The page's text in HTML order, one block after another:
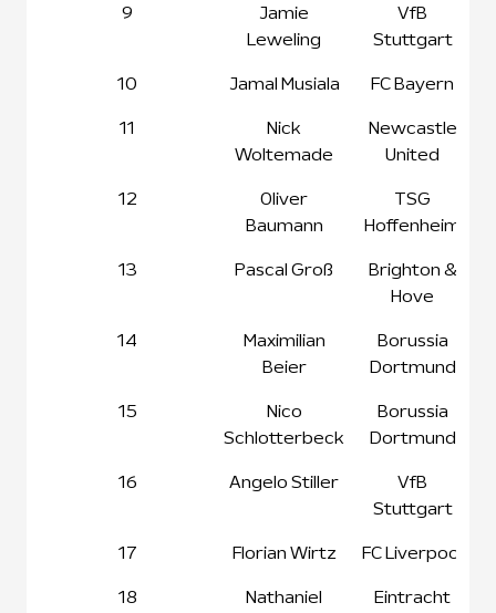
9
Jamie
Leweling
VfB
Stuttgart
10 Jamal Musiala FC Bayern
11
Nick
Woltemade
Newcastle
United
12
Oliver
Baumann
TSG
Hoffenheim
13 Pascal Groß
Brighton &
Hove
14
Maximilian
Beier
Borussia
Dortmund
15
Nico
Schlotterbeck
Borussia
Dortmund
16 Angelo Stiller
VfB
Stuttgart
17 Florian Wirtz FC Liverpool
18
Nathaniel
Eintracht